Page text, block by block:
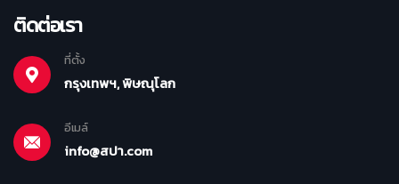
ติดต่อเรา
ที่ตั้ง
กรุงเทพฯ, พิษณุโลก
อีเมล์
info@สปา.com